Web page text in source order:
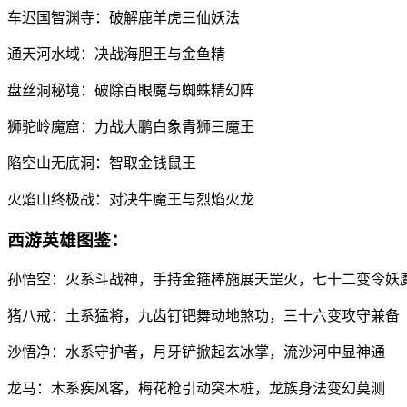
车迟国智渊寺：破解鹿羊虎三仙妖法
通天河水域：决战海胆王与金鱼精
盘丝洞秘境：破除百眼魔与蜘蛛精幻阵
狮驼岭魔窟：力战大鹏白象青狮三魔王
陷空山无底洞：智取金钱鼠王
火焰山终极战：对决牛魔王与烈焰火龙
西游英雄图鉴：
孙悟空：火系斗战神，手持金箍棒施展天罡火，七十二变令妖
猪八戒：土系猛将，九齿钉钯舞动地煞功，三十六变攻守兼备
沙悟净：水系守护者，月牙铲掀起玄冰掌，流沙河中显神通
龙马：木系疾风客，梅花枪引动突木桩，龙族身法变幻莫测